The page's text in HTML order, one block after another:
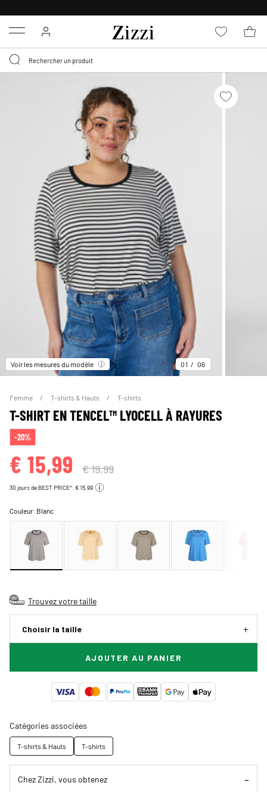
Menu
Voir les mesures du modèle 01 06
Femme T-shirts & Hauts T-shirts
T-SHIRT EN TENCEL™ LYOCELL À RAYURES
-20%
€ 15,99 € 19,99
30 jours de BEST PRICE*: € 15,99
Couleur: Blanc
Trouvez votre taille
Choisir la taille
AJOUTER AU PANIER
Catégories associées
T-shirts & Hauts T-shirts
Chez Zizzi, vous obtenez